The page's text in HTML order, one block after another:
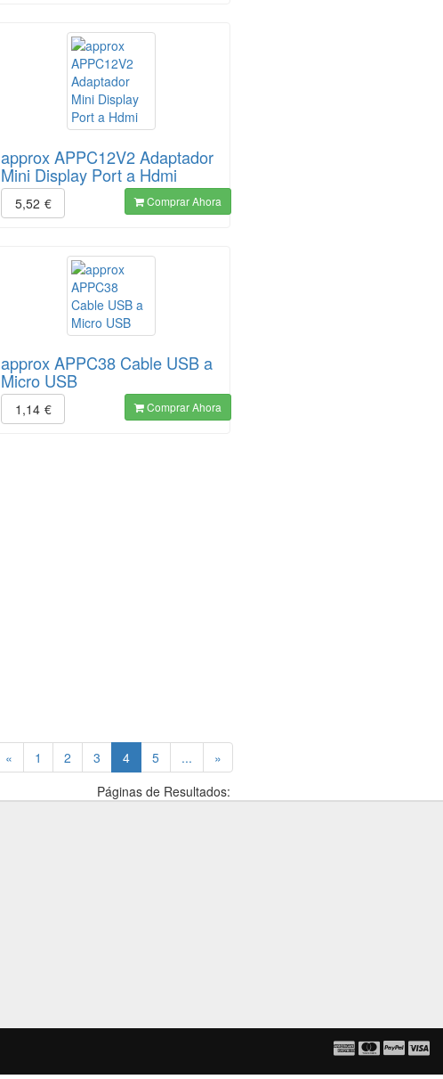
approx APPC12V2 Adaptador
Mini Display Port a Hdmi
5,52 € Comprar Ahora
approx APPC38 Cable USB a
Micro USB
1,14 € Comprar Ahora
« 1 2 3 4(current)
5 ...
»
Páginas de Resultados: